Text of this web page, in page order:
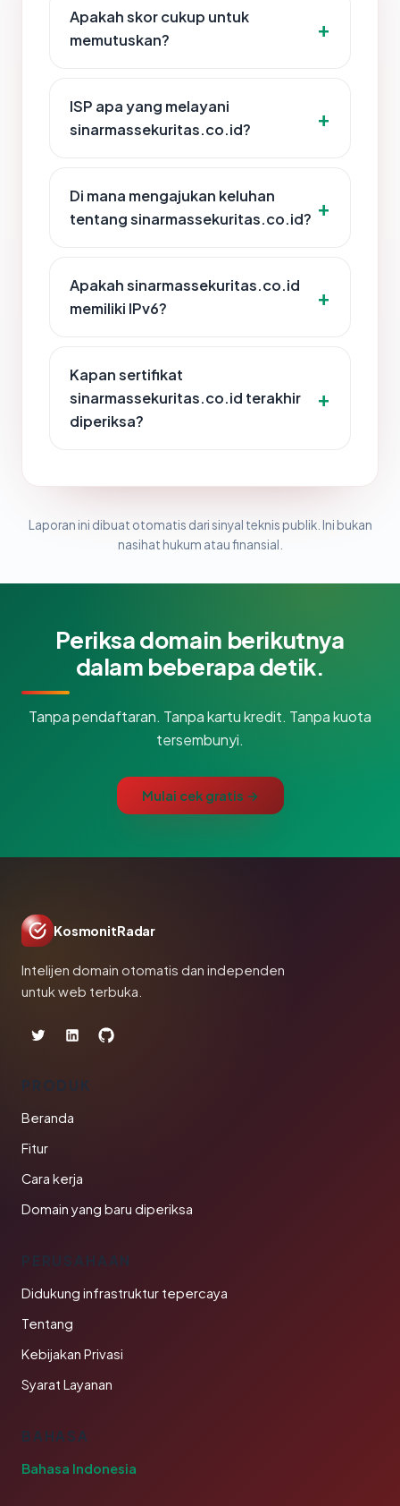
Apakah skor cukup untuk
memutuskan?
ISP apa yang melayani
sinarmassekuritas.co.id?
Di mana mengajukan keluhan
tentang sinarmassekuritas.co.id?
Apakah sinarmassekuritas.co.id
memiliki IPv6?
Kapan sertifikat
sinarmassekuritas.co.id terakhir
diperiksa?
Laporan ini dibuat otomatis dari sinyal teknis publik. Ini bukan
nasihat hukum atau finansial.
Periksa domain berikutnya
dalam beberapa detik.
Tanpa pendaftaran. Tanpa kartu kredit. Tanpa kuota
tersembunyi.
Mulai cek gratis →
KosmonitRadar
Intelijen domain otomatis dan independen
untuk web terbuka.
PRODUK
Beranda
Fitur
Cara kerja
Domain yang baru diperiksa
PERUSAHAAN
Didukung infrastruktur tepercaya
Tentang
Kebijakan Privasi
Syarat Layanan
BAHASA
Bahasa Indonesia